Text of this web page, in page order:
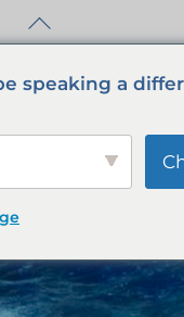
Retour
au
de
page
speaking a